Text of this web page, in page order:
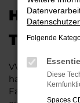
VW Touareg
hat einen
Fahrten in und
Folgende
Diese
Spaces